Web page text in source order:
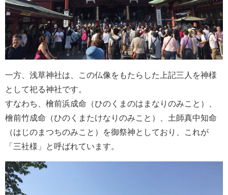
一方、浅草神社は、この仏像をもたらした上記三人を神様
として祀る神社です。
すなわち、檜前浜成命（ひのくまのはまなりのみこと）、
檜前竹成命（ひのくまたけなりのみこと）、土師真中知命
（はじのまつちのみこと）を御祭神としており、これが
「三社様」と呼ばれています。